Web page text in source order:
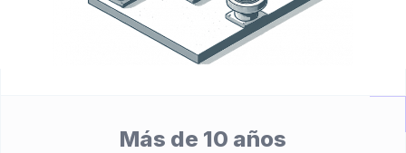
Más de 10 años